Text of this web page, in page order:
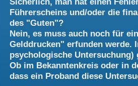
Führerscheins und/oder die
des "Guten"?
Nein, es muss auch noch für
Gelddrucken" erfunden werde.
psychologische Untersuchung)
Ob im Bekanntenkreis oder in
dass ein Proband diese